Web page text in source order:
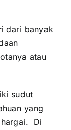
dari banyak
atau
sudut
yang
hargai. Di